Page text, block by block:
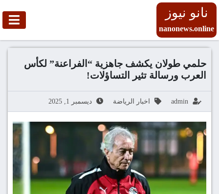
نانو نيوز
nanonews.online
حلمي طولان يكشف جاهزية “الفراعنة” لكأس
العرب ورسالة تثير التساؤلات!
admin اخبار الرياضة ديسمبر 1, 2025